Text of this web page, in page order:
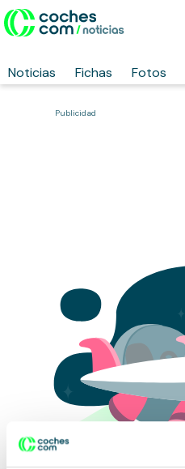
Noticias Fichas Fotos
Publicidad